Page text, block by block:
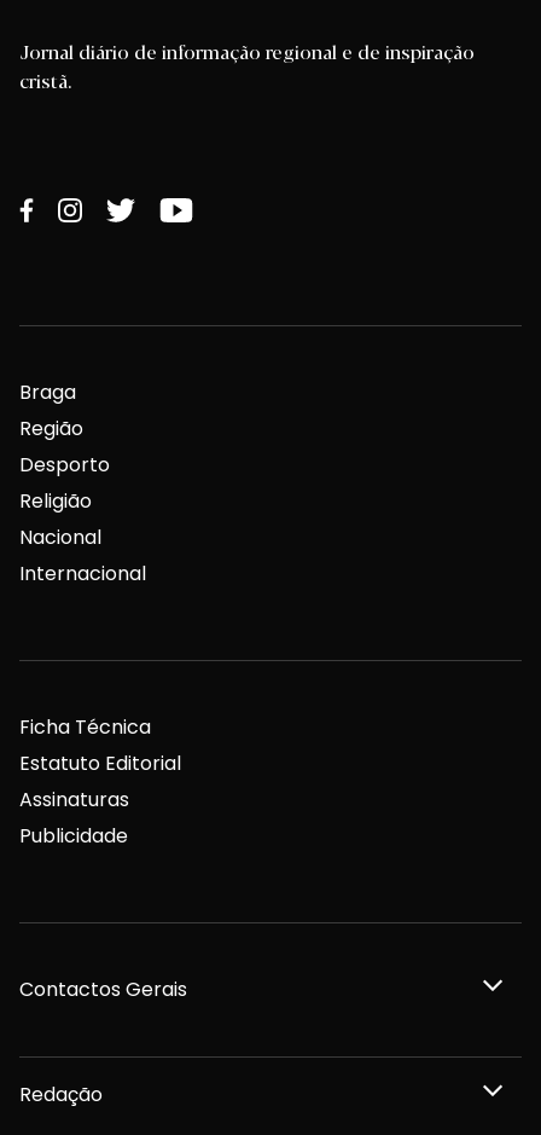
Jornal diário de informação regional e de inspiração
cristã.
Braga
Região
Desporto
Religião
Nacional
Internacional
Ficha Técnica
Estatuto Editorial
Assinaturas
Publicidade
Contactos Gerais
Redação